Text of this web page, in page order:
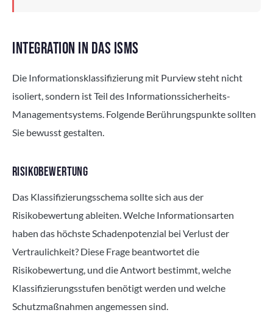
INTEGRATION IN DAS ISMS
Die Informationsklassifizierung mit Purview steht nicht
isoliert, sondern ist Teil des Informationssicherheits-
Managementsystems. Folgende Berührungspunkte sollten
Sie bewusst gestalten.
RISIKOBEWERTUNG
Das Klassifizierungsschema sollte sich aus der
Risikobewertung ableiten. Welche Informationsarten
haben das höchste Schadenpotenzial bei Verlust der
Vertraulichkeit? Diese Frage beantwortet die
Risikobewertung, und die Antwort bestimmt, welche
Klassifizierungsstufen benötigt werden und welche
Schutzmaßnahmen angemessen sind.